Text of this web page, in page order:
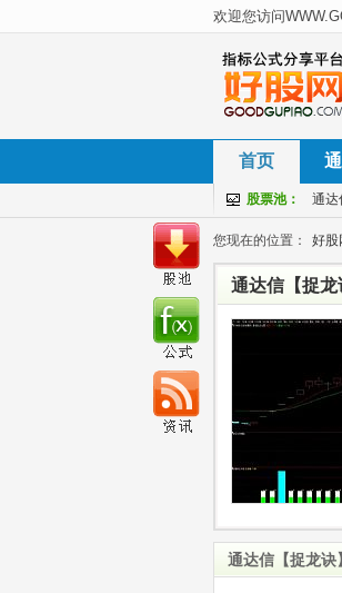
首页
股票池： 通达
您现在的位置： 好股
通达信【捉
通达信【捉龙诀